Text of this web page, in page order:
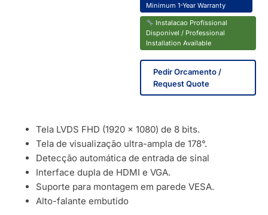
Minimum 1-Year Warranty
Instalacao Profissional
Disponivel / Professional
Installation Available
Pedir Orcamento /
Request Quote
Tela LVDS FHD (1920 × 1080) de 8 bits.
Tela de visualização ultra-ampla de 178°.
Detecção automática de entrada de sinal
Interface dupla de HDMI e VGA.
Suporte para montagem em parede VESA.
Alto-falante embutido